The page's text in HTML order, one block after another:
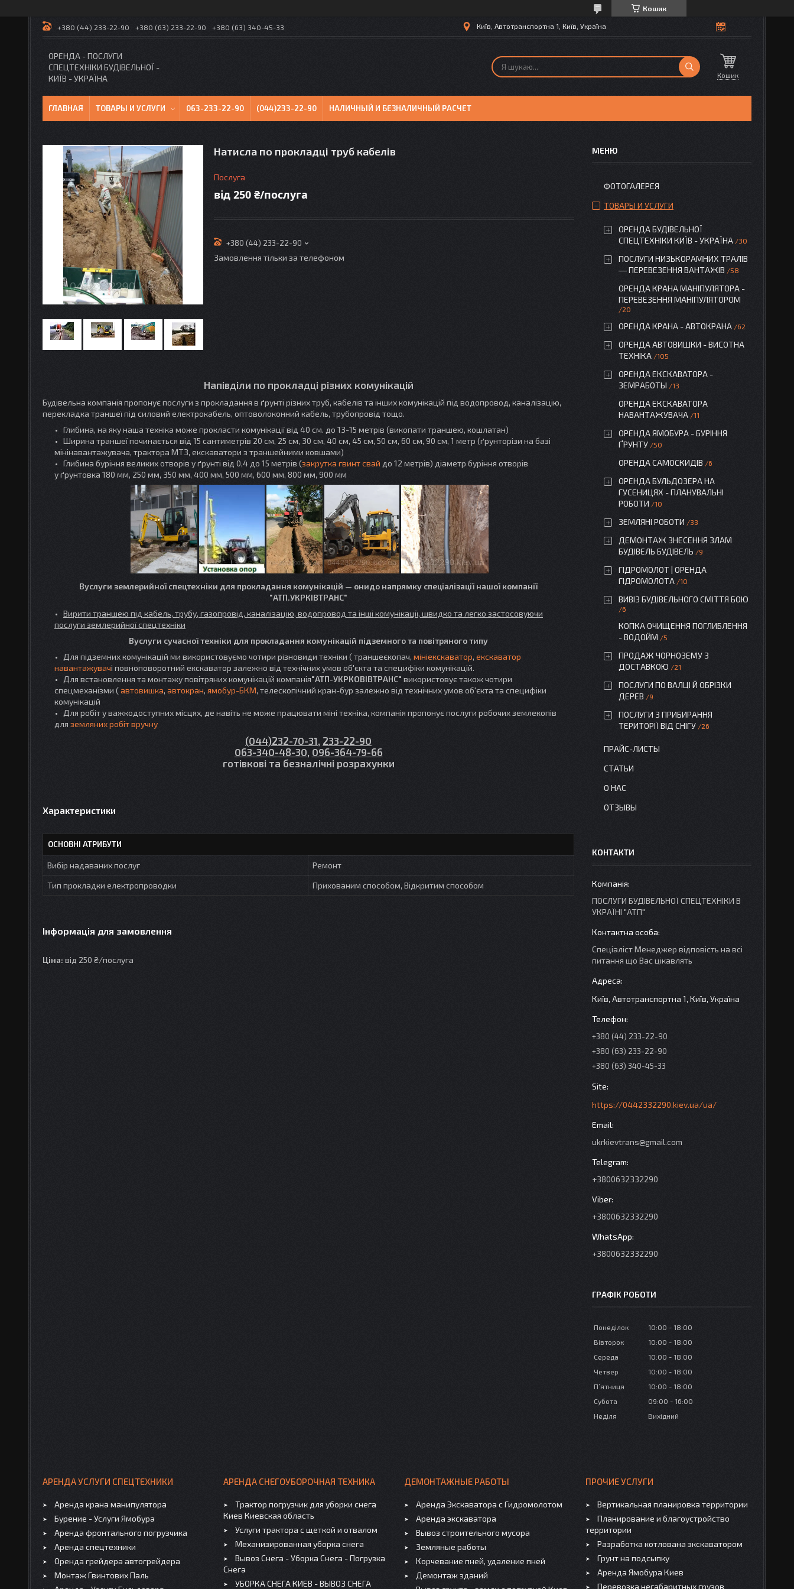
Кошик
+380 (44) 233-22-90 +380 (63) 233-22-90 +380 (63) 340-45-33 Київ, Автотранспортна 1, Київ, Україна
ОРЕНДА - ПОСЛУГИ
СПЕЦТЕХНІКИ БУДІВЕЛЬНОЇ -
КИЇВ - УКРАЇНА
Кошик
ГЛАВНАЯ ТОВАРЫ И УСЛУГИ 063-233-22-90 (044)233-22-90 НАЛИЧНЫЙ И БЕЗНАЛИЧНЫЙ РАСЧЕТ
Натисла по прокладці труб кабелів
Послуга
від 250 ₴/послуга
+380 (44) 233-22-90
Замовлення тільки за телефоном
Напівділи по прокладці різних комунікацій
Будівельна компанія пропонує послуги з прокладання в ґрунті різних труб, кабелів та інших комунікацій під водопровод, каналізацію,
перекладка траншеї під силовий електрокабель, оптоволоконний кабель, трубопровід тощо.
Глибина, на яку наша техніка може прокласти комунікації від 40 см. до 13-15 метрів (викопати траншею, кошлатан)
Ширина траншеї починається від 15 сантиметрів 20 см, 25 см, 30 см, 40 см, 45 см, 50 см, 60 см, 90 см, 1 метр (ґрунторізи на базі
мінінавантажувача, трактора МТЗ, екскаватори з траншейними ковшами)
Глибина буріння великих отворів у ґрунті від 0,4 до 15 метрів (закрутка гвинт свай до 12 метрів) діаметр буріння отворів
у ґрунтовка 180 мм, 250 мм, 350 мм, 400 мм, 500 мм, 600 мм, 800 мм, 900 мм
Вуслуги землерийної спецтехніки для прокладання комунікацій — онидо напрямку спеціалізації нашої компанії
"АТП.УКРКІВТРАНС"
Вирити траншею під кабель, трубу, газопровід, каналізацію, водопровод та інші комунікації, швидко та легко застосовуючи
послуги землерийної спецтехніки
Вуслуги сучасної техніки для прокладання комунікацій підземного та повітряного типу
Для підземних комунікацій ми використовуємо чотири різновиди техніки ( траншеєкопач, мініекскаватор, екскаватор
навантажувачі повноповоротний екскаватор залежно від технічних умов об'єкта та специфіки комунікацій.
Для встановлення та монтажу повітряних комунікацій компанія"АТП-УКРКОВІВТРАНС" використовує також чотири
спецмеханізми (автовишка, автокран, ямобур-БКМ, телескопічний кран-бур залежно від технічних умов об'єкта та специфіки
комунікацій
Для робіт у важкодоступних місцях, де навіть не може працювати міні техніка, компанія пропонує послуги робочих землекопів
для земляних робіт вручну
​(044)232-70-31, 233-22-90
063-340-48-30, 096-364-79-66
готівкові та безналічні розрахунки
Характеристики
ОСНОВНІ АТРИБУТИ
Вибір надаваних послуг
Ремонт
Тип прокладки електропроводки
Прихованим способом, Відкритим способом
Інформація для замовлення
Ціна: від 250 ₴/послуга
ФОТОГАЛЕРЕЯ
ТОВАРЫ И УСЛУГИ
ОРЕНДА БУДІВЕЛЬНОЇ
СПЕЦТЕХНІКИ КИЇВ - УКРАЇНА
30
ПОСЛУГИ НИЗЬКОРАМНИХ ТРАЛІВ
― ПЕРЕВЕЗЕННЯ ВАНТАЖІВ
58
ОРЕНДА КРАНА МАНІПУЛЯТОРА -
ПЕРЕВЕЗЕННЯ МАНІПУЛЯТОРОМ
20
ОРЕНДА КРАНА - АВТОКРАНА 62
ОРЕНДА АВТОВИШКИ - ВИСОТНА
ТЕХНІКА
105
ОРЕНДА ЕКСКАВАТОРА -
ЗЕМРАБОТЫ
13
ОРЕНДА ЕКСКАВАТОРА
НАВАНТАЖУВАЧА
11
ОРЕНДА ЯМОБУРА - БУРІННЯ
ҐРУНТУ
50
ОРЕНДА САМОСКИДІВ 6
ОРЕНДА БУЛЬДОЗЕРА НА
ГУСЕНИЦЯХ - ПЛАНУВАЛЬНІ
РОБОТИ
10
ЗЕМЛЯНІ РОБОТИ 33
ДЕМОНТАЖ ЗНЕСЕННЯ ЗЛАМ
БУДІВЕЛЬ БУДІВЕЛЬ
9
ГІДРОМОЛОТ | ОРЕНДА
ГІДРОМОЛОТА
10
ВИВІЗ БУДІВЕЛЬНОГО СМІТТЯ БОЮ
6
КОПКА ОЧИЩЕННЯ ПОГЛИБЛЕННЯ
- ВОДОЙМ
5
ПРОДАЖ ЧОРНОЗЕМУ З
ДОСТАВКОЮ
21
ПОСЛУГИ ПО ВАЛЦІ Й ОБРІЗКИ
ДЕРЕВ
9
ПОСЛУГИ З ПРИБИРАННЯ
ТЕРИТОРІЇ ВІД СНІГУ
26
ПРАЙС-ЛИСТЫ
СТАТЬИ
О НАС
ОТЗЫВЫ
КОНТАКТИ
ПОСЛУГИ БУДІВЕЛЬНОЇ СПЕЦТЕХНІКИ В
УКРАЇНІ "АТП"
Спеціаліст Менеджер відповість на всі
питання що Вас цікавлять
Київ, Автотранспортна 1, Київ, Україна
+380 (44) 233-22-90
+380 (63) 233-22-90
+380 (63) 340-45-33
https://0442332290.kiev.ua/ua/
ukrkievtrans@gmail.com
+3800632332290
+3800632332290
+3800632332290
ГРАФІК РОБОТИ
Понеділок 10:00
18:00
Вівторок
10:00
18:00
Середа
10:00
18:00
Четвер
10:00
18:00
Пʼятниця
10:00
18:00
Субота
09:00
16:00
Неділя
Вихідний
АРЕНДА УСЛУГИ СПЕЦТЕХНИКИ
Аренда крана манипулятора
Бурение - Услуги Ямобура
Аренда фронтального погрузчика
Аренда спецтехники
Оренда грейдера автогрейдера
Монтаж Гвинтових Паль
АРЕНДА СНЕГОУБОРОЧНАЯ ТЕХНИКА
Трактор погрузчик для уборки снега
Киев Киевская область
Услуги трактора с щеткой и отвалом
Механизированная уборка снега
Вывоз Снега - Уборка Снега - Погрузка
Снега
УБОРКА СНЕГА КИЕВ - ВЫВОЗ СНЕГА
ДЕМОНТАЖНЫЕ РАБОТЫ
Аренда Экскаватора с Гидромолотом
Аренда экскаватора
Вывоз строительного мусора
Земляные работы
Корчевание пней, удаление пней
Демонтаж зданий
ПРОЧИЕ УСЛУГИ
Вертикальная планировка территории
Планирование и благоустройство
территории
Разработка котлована экскаватором
Грунт на подсыпку
Аренда Ямобура Киев
Перевозка негабаритных грузов